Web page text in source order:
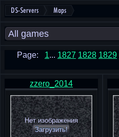
DS-Servers Maps
Page: 1... 1827 1828 1829
zzero_2014
Нет изображения
Загрузить!